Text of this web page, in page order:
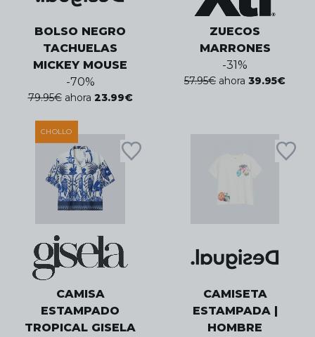
BOLSO NEGRO
TACHUELAS
MICKEY MOUSE
-70%
79.95€ ahora 23.99€
ZUECOS
MARRONES
-31%
57.95€ ahora 39.95€
CHOLLO
CAMISA
ESTAMPADO
TROPICAL GISELA
CAMISETA
ESTAMPADA |
HOMBRE